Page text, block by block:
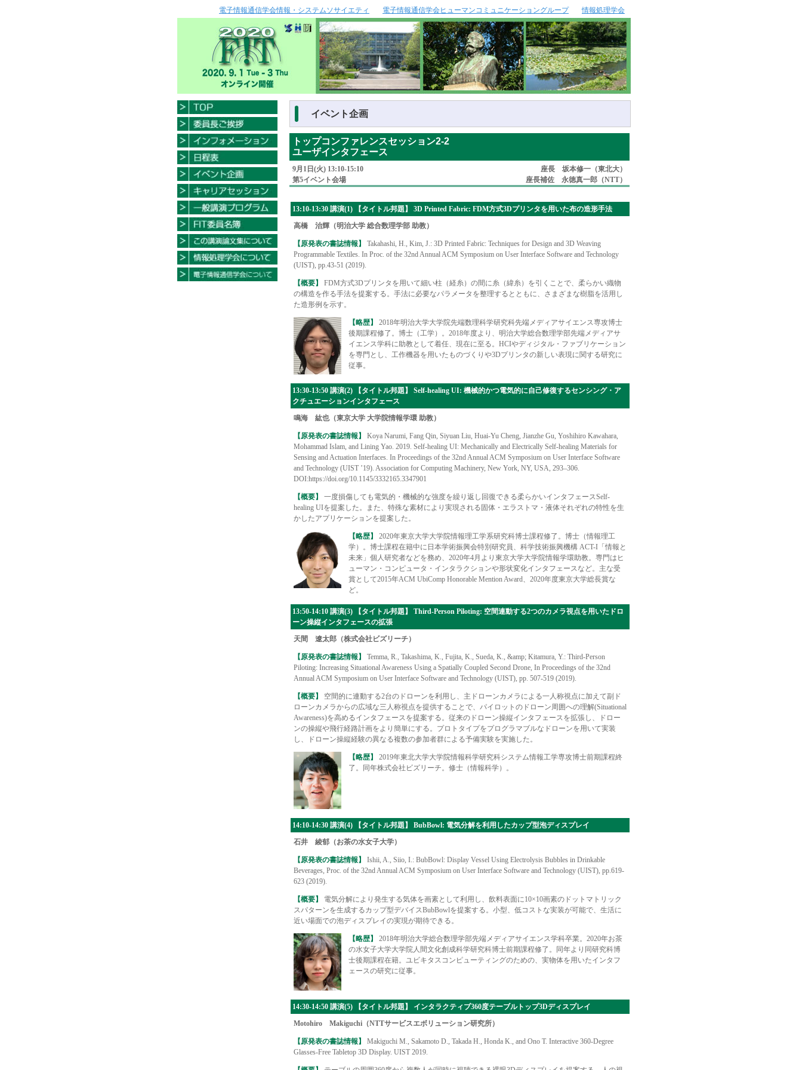
電子情報通信学会情報・システムソサイエティ 電子情報通信学会ヒューマンコミュニケーショングループ 情報処理学会
イベント企画
トップコンファレンスセッション2-2
ユーザインタフェース
9月1日(火) 13:10-15:10
第5イベント会場
座長 坂本修一（東北大）
座長補佐 永徳真一郎（NTT）
13:10-13:30 講演(1) 【タイトル邦題】 3D Printed Fabric: FDM方式3Dプリンタを用いた布の造形手法
高橋 治輝（明治大学 総合数理学部 助教）
【原発表の書誌情報】
Takahashi, H., Kim, J.: 3D Printed Fabric: Techniques for Design and 3D Weaving
Programmable Textiles. In Proc. of the 32nd Annual ACM Symposium on User Interface Software and Technology
(UIST), pp.43-51 (2019).
【概要】
FDM方式3Dプリンタを用いて細い柱（経糸）の間に糸（緯糸）を引くことで、柔らかい織物
の構造を作る手法を提案する。手法に必要なパラメータを整理するとともに、さまざまな樹脂を活用し
た造形例を示す。
【略歴】
2018年明治大学大学院先端数理科学研究科先端メディアサイエンス専攻博士
後期課程修了。博士（工学）。2018年度より、明治大学総合数理学部先端メディアサ
イエンス学科に助教として着任、現在に至る。HCIやディジタル・ファブリケーション
を専門とし、工作機器を用いたものづくりや3Dプリンタの新しい表現に関する研究に
従事。
13:30-13:50 講演(2) 【タイトル邦題】 Self-healing UI: 機械的かつ電気的に自己修復するセンシング・ア
クチュエーションインタフェース
鳴海 紘也（東京大学 大学院情報学環 助教）
【原発表の書誌情報】
Koya Narumi, Fang Qin, Siyuan Liu, Huai-Yu Cheng, Jianzhe Gu, Yoshihiro Kawahara,
Mohammad Islam, and Lining Yao. 2019. Self-healing UI: Mechanically and Electrically Self-healing Materials for
Sensing and Actuation Interfaces. In Proceedings of the 32nd Annual ACM Symposium on User Interface Software
and Technology (UIST ’19). Association for Computing Machinery, New York, NY, USA, 293–306.
DOI:https://doi.org/10.1145/3332165.3347901
【概要】
一度損傷しても電気的・機械的な強度を繰り返し回復できる柔らかいインタフェースSelf-
healing UIを提案した。また、特殊な素材により実現される固体・エラストマ・液体それぞれの特性を生
かしたアプリケーションを提案した。
【略歴】
2020年東京大学大学院情報理工学系研究科博士課程修了。博士（情報理工
学）。博士課程在籍中に日本学術振興会特別研究員、科学技術振興機構 ACT-I「情報と
未来」個人研究者などを務め、2020年4月より東京大学大学院情報学環助教。専門はヒ
ューマン・コンピュータ・インタラクションや形状変化インタフェースなど。主な受
賞として2015年ACM UbiComp Honorable Mention Award、2020年度東京大学総長賞な
ど。
13:50-14:10 講演(3) 【タイトル邦題】 Third-Person Piloting: 空間連動する2つのカメラ視点を用いたドロ
ーン操縦インタフェースの拡張
天間 遼太郎（株式会社ビズリーチ）
【原発表の書誌情報】
Temma, R., Takashima, K., Fujita, K., Sueda, K., &amp; Kitamura, Y.: Third-Person
Piloting: Increasing Situational Awareness Using a Spatially Coupled Second Drone, In Proceedings of the 32nd
Annual ACM Symposium on User Interface Software and Technology (UIST), pp. 507-519 (2019).
【概要】
空間的に連動する2台のドローンを利用し、主ドローンカメラによる一人称視点に加えて副ド
ローンカメラからの広域な三人称視点を提供することで、パイロットのドローン周囲への理解(Situational
Awareness)を高めるインタフェースを提案する。従来のドローン操縦インタフェースを拡張し、ドロー
ンの操縦や飛行経路計画をより簡単にする。プロトタイプをプログラマブルなドローンを用いて実装
し、ドローン操縦経験の異なる複数の参加者群による予備実験を実施した。
【略歴】
2019年東北大学大学院情報科学研究科システム情報工学専攻博士前期課程終
了。同年株式会社ビズリーチ。修士（情報科学）。
14:10-14:30 講演(4) 【タイトル邦題】 BubBowl: 電気分解を利用したカップ型泡ディスプレイ
石井 綾郁（お茶の水女子大学）
【原発表の書誌情報】
Ishii, A., Siio, I.: BubBowl: Display Vessel Using Electrolysis Bubbles in Drinkable
Beverages, Proc. of the 32nd Annual ACM Symposium on User Interface Software and Technology (UIST), pp.619-
623 (2019).
【概要】
電気分解により発生する気体を画素として利用し、飲料表面に10×10画素のドットマトリック
スパターンを生成するカップ型デバイスBubBowlを提案する。小型、低コストな実装が可能で、生活に
近い場面での泡ディスプレイの実現が期待できる。
【略歴】
2018年明治大学総合数理学部先端メディアサイエンス学科卒業。2020年お茶
の水女子大学大学院人間文化創成科学研究科博士前期課程修了。同年より同研究科博
士後期課程在籍。ユビキタスコンピューティングのための、実物体を用いたインタフ
ェースの研究に従事。
14:30-14:50 講演(5) 【タイトル邦題】 インタラクティブ360度テーブルトップ3Dディスプレイ
Motohiro Makiguchi（NTTサービスエボリューション研究所）
【原発表の書誌情報】
Makiguchi M., Sakamoto D., Takada H., Honda K., and Ono T. Interactive 360-Degree
Glasses-Free Tabletop 3D Display. UIST 2019.